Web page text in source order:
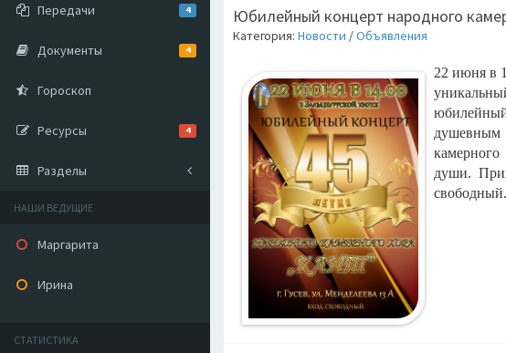
Передачи 4
Документы 4
Гороскоп
Ресурсы 4
Разделы
НАШИ ВЕДУЩИЕ
Маргарита
Ирина
СТАТИСТИКА
Юбилейный концерт народного
Категория: Новости /Объявления
22 июня в
душевным
души.
свободный.